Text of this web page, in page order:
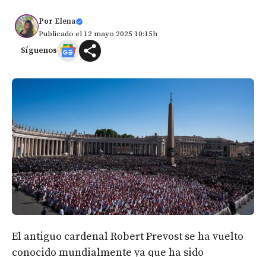
Por Elena
Publicado el 12 mayo 2025 10:15h
Síguenos
El antiguo cardenal Robert Prevost se ha vuelto
conocido mundialmente ya que ha sido